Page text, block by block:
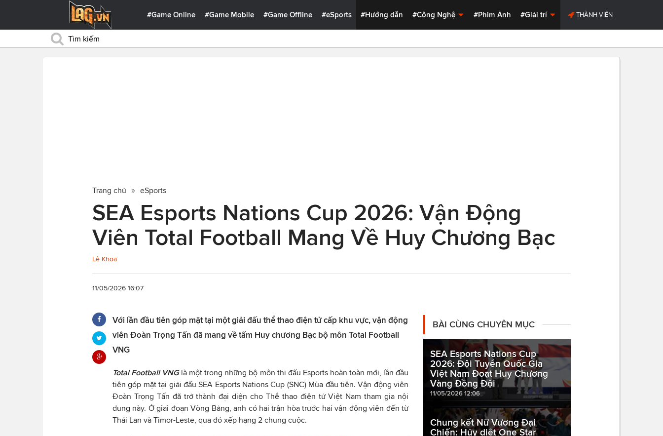
#Game Online #Game Mobile #Game Offline #eSports #Hướng dẫn #Công Nghệ #Phim Ảnh #Giải trí THÀNH VIÊN
Trang chủ eSports
SEA Esports Nations Cup 2026: Vận Động
Viên Total Football Mang Về Huy Chương Bạc
Lê Khoa
11/05/2026 16:07
Với lần đầu tiên góp mặt tại một giải đấu thể thao điện tử cấp khu vực, vận động
viên Đoàn Trọng Tấn đã mang về tấm Huy chương Bạc bộ môn Total Football
VNG
Total Football VNG là một trong những bộ môn thi đấu Esports hoàn toàn mới, lần đầu
tiên góp mặt tại giải đấu SEA Esports Nations Cup (SNC) Mùa đầu tiên. Vận động viên
Đoàn Trọng Tấn đã trở thành đại diện cho Thể thao điện tử Việt Nam tham gia nội
dung này. Ở giai đoạn Vòng Bảng, anh có hai trận hòa trước hai vận động viên đến từ
Thái Lan và Timor-Leste, qua đó xếp hạng 2 chung cuộc.
BÀI CÙNG CHUYÊN MỤC
SEA Esports Nations Cup
2026: Đội Tuyển Quốc Gia
Việt Nam Đoạt Huy Chương
Vàng Đồng Đội
11/05/2026 12:06
Chung kết Nữ Vương Đại
Chiến: Hủy diệt One Star